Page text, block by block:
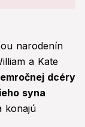
narodenín
a Kate
dcéry
syna
konajú